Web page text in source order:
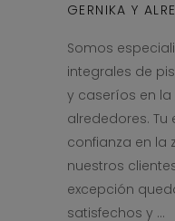
GERNIKA Y
Somos
integrales de
y caseríos en la
alrededores.
confianza en la
nuestros
excepción
satisfechos y